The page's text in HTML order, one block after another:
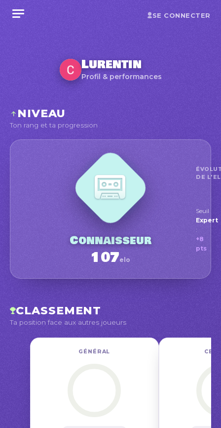
SE CONNECTER
Lurentin
Profil & performances
NIVEAU
Ton rang et ta progression
Connaisseur
107elo
DE
Position
Seuil
Expert
:
+8
pts
CLASSEMENT
Ta position face aux autres joueurs
GÉNÉRAL CE